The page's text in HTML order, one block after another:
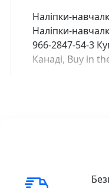
Наліпки-
Наліпки-
966-2847-54-3
Канаді, Buy in